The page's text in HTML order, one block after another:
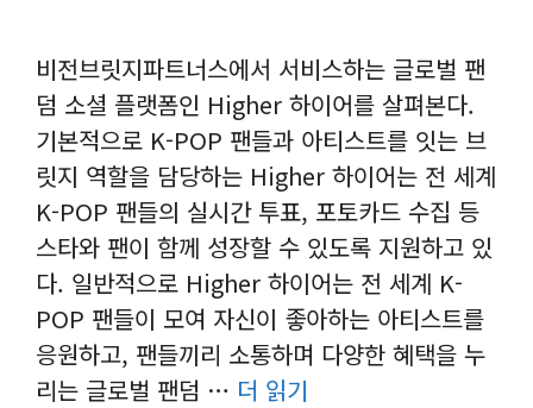
비전브릿지파트너스에서 서비스하는 글로벌 팬
덤 소셜 플랫폼인 Higher 하이어를 살펴본다.
기본적으로 K-POP 팬들과 아티스트를 잇는 브
릿지 역할을 담당하는 Higher 하이어는 전 세계
K-POP 팬들의 실시간 투표, 포토카드 수집 등
스타와 팬이 함께 성장할 수 있도록 지원하고 있
다. 일반적으로 Higher 하이어는 전 세계 K-
POP 팬들이 모여 자신이 좋아하는 아티스트를
응원하고, 팬들끼리 소통하며 다양한 혜택을 누
리는 글로벌 팬덤 … 더 읽기